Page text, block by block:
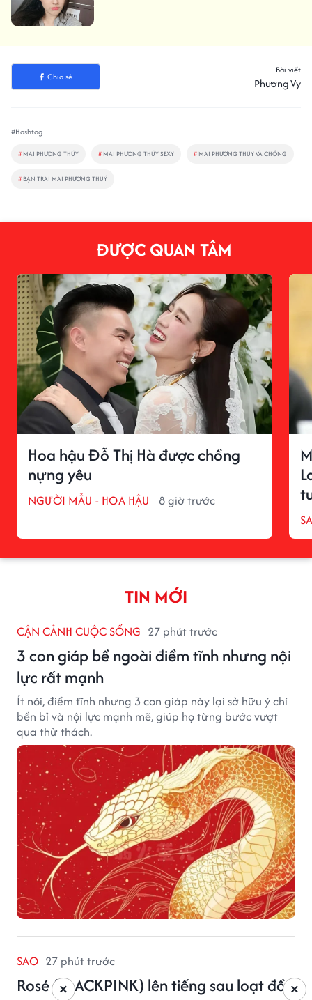
Chia sẻ
Bài viết
Phương Vy
#Hashtag
# MAI PHƯƠNG THÚY # MAI PHƯƠNG THÚY SEXY # MAI PHƯƠNG THÚY VÀ CHỒNG
# BẠN TRAI MAI PHƯƠNG THUÝ
ĐƯỢC QUAN TÂM
Hoa hậu Đỗ Thị Hà được chồng
nựng yêu
NGƯỜI MẪU - HOA HẬU 8 giờ trước
TIN MỚI
CẬN CẢNH CUỘC SỐNG 27 phút trước
3 con giáp bề ngoài điềm tĩnh nhưng nội
lực rất mạnh
Ít nói, điềm tĩnh nhưng 3 con giáp này lại sở hữu ý chí
bền bỉ và nội lực mạnh mẽ, giúp họ từng bước vượt
qua thử thách.
SAO 27 phút trước
Rosé (BLACKPINK) lên tiếng sau loạt đồn×
×